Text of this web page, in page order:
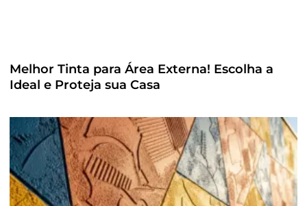
Melhor Tinta para Área Externa! Escolha a
Ideal e Proteja sua Casa